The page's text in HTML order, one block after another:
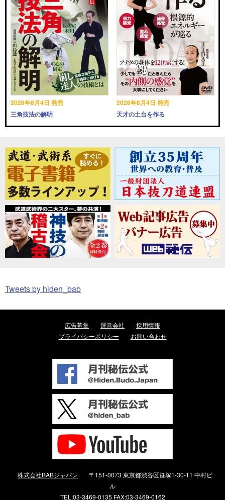
2026年8月4日 発売
三角技法の解明
2026年8月4日 発売
天才の土台を作る
Tweets by hiden_bab
広告募集 運営会社
採用情報
プライバシーポリシー
お問い合わせ
株式会社BABジャパン
〒151-0073 東京都渋谷区笹塚1-30-11 中村ビ
ル
TEL:03-3469-0135 FAX:03-3469-0162